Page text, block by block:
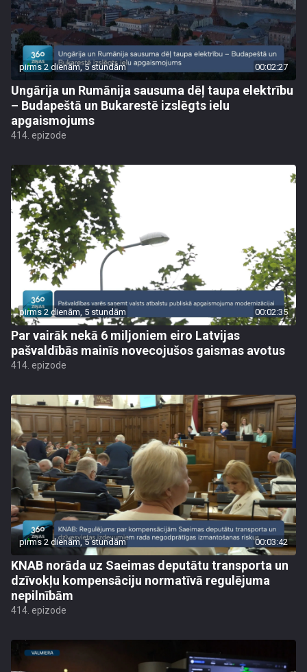
pirms 2 dienām, 5 stundām 00:02:27
Ungārija un Rumānija sausuma dēļ taupa elektrību
– Budapeštā un Bukarestē izslēgts ielu
apgaismojums
414. epizode
pirms 2 dienām, 5 stundām 00:02:35
Par vairāk nekā 6 miljoniem eiro Latvijas
pašvaldībās mainīs novecojušos gaismas avotus
414. epizode
pirms 2 dienām, 5 stundām 00:03:42
KNAB norāda uz Saeimas deputātu transporta un
dzīvokļu kompensāciju normatīvā regulējuma
nepilnībām
414. epizode